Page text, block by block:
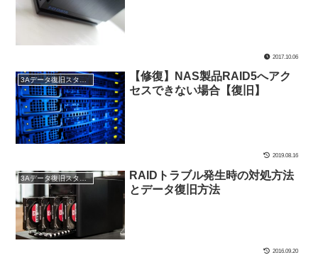
2017.10.06
3Aデータ復旧スタッフブログ
【修復】NAS製品RAID5へアク
セスできない場合【復旧】
2019.08.16
3Aデータ復旧スタッフブログ
RAIDトラブル発生時の対処方法
とデータ復旧方法
2016.09.20